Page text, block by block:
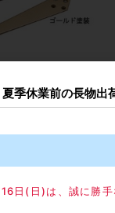
ールド塗装】
カタログ価格
1,000円
季休業前の長物出
日(日)は、誠に勝手